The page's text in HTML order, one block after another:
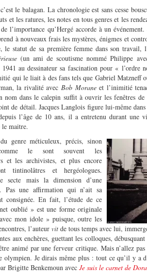
le balagan. La chronologie est sans cesse
et les ratures, les notes en tous genres et les
l’importance qu’Hergé accorde à un
à nouveaux frais les mystères, énigmes et
le statut de sa première femme dans son travail,
(un ami de scoutisme nommé Philippe
1941 au dessinateur sa fascination pour « l’ordre
qui le liait à des fans tels que Gabriel Matzneff
la rivalité avec Bob Moraneet l’inimitié
dans le calepin suffit à ouvrir les fenêtres de
de détail. Jacques Langlois figure lui-même
l’âge de 10 ans, il a entretenu durant une
le maitre.
genre méticuleux, précis, sinon
le sont souvent les
et les archivistes, et plus encore
tintinolâtres et hergéologues.
secte mais la dimension d’une
Pas une affirmation qui n’ait sa
consignée. En fait, l’étude de ce
oublié » est une forme originale
mon idole » puisque, outre les
l’auteur vit de tous temps avec lui,
aux enchères, guettant les colloques,
animé par une ferveur critique. Mais n’allez
olympien. Je dirais même plus : tout ce qu’il y a
Brigitte Benkemoun avec Je suis le carnet de